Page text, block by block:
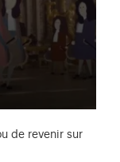
de revenir sur